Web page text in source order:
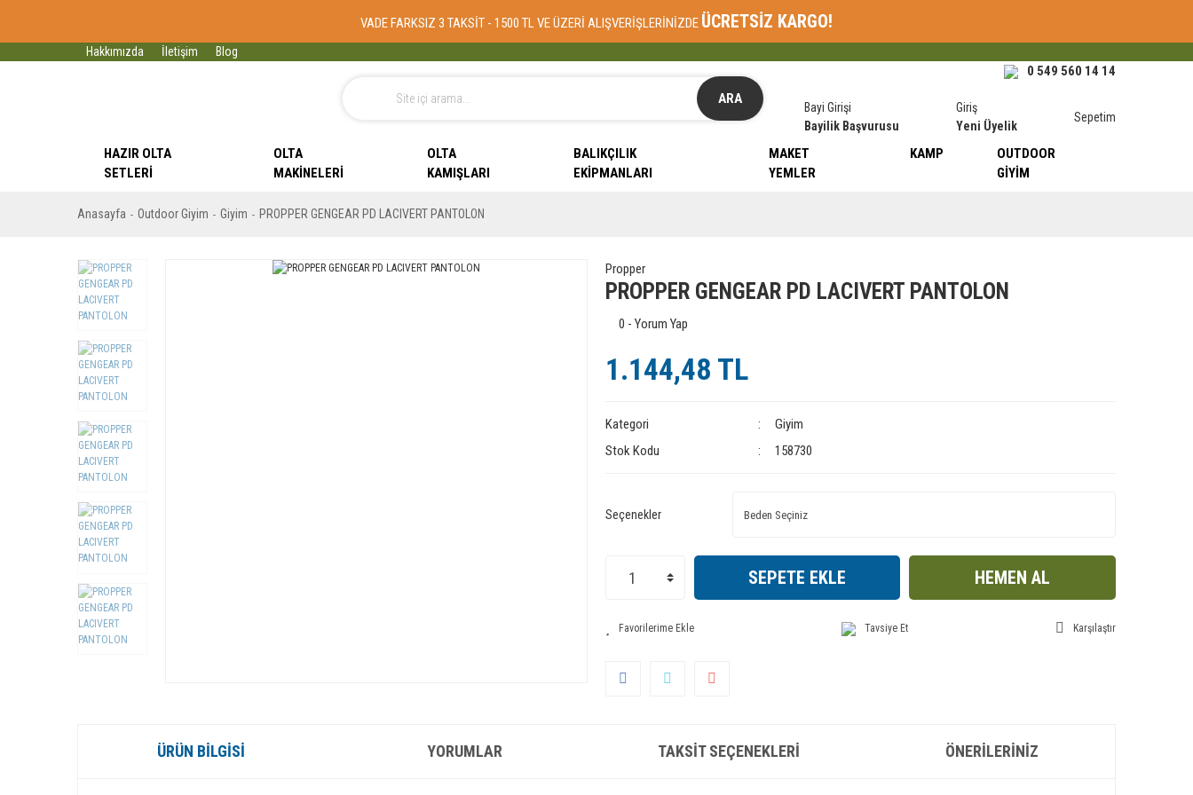
VADE FARKSIZ 3 TAKSİT - 1500 TL VE ÜZERİ ALIŞVERİŞLERİNİZDE ÜCRETSİZ KARGO!
Hakkımızda İletişim Blog
ARA
0 549 560 14 14
Bayi Girişi
Bayilik Başvurusu
Giriş
Yeni Üyelik
Sepetim
HAZIR OLTA
SETLERI
OLTA
MAKINELERI
OLTA
KAMIŞLARI
BALIKÇILIK
EKIPMANLARI
MAKET
YEMLER
KAMP
OUTDOOR
GIYIM
Anasayfa Outdoor Giyim Giyim PROPPER GENGEAR PD LACIVERT PANTOLON
Propper
PROPPER GENGEAR PD LACIVERT PANTOLON
0 - Yorum Yap
1.144,48 TL
Kategori
Giyim
Stok Kodu
158730
Seçenekler
SEPETE EKLE HEMEN AL
Tavsiye Et Karşılaştır
ÜRÜN BILGISI YORUMLAR TAKSIT SEÇENEKLERI ÖNERILERINIZ